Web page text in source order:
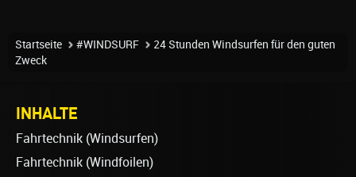
Startseite #WINDSURF
24 Stunden Windsurfen für den guten
Zweck
INHALTE
Fahrtechnik (Windsurfen)
Fahrtechnik (Windfoilen)